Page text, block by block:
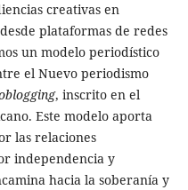
creativas en
plataformas de redes
un modelo periodístico
el Nuevo periodismo
, inscrito en el
Este modelo aporta
las relaciones
independencia y
hacia la soberanía y